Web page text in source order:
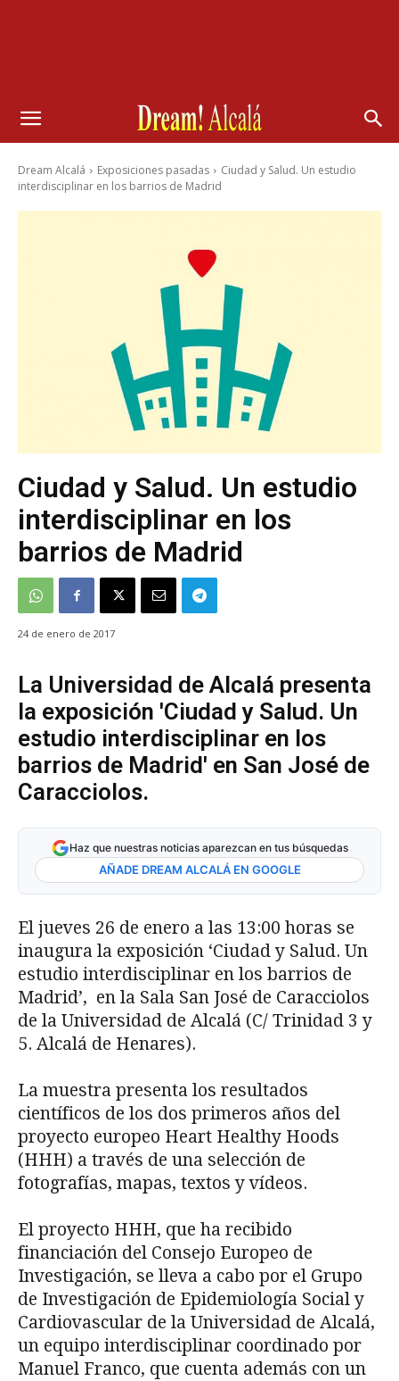
Dream Alcalá Exposiciones pasadas
Ciudad y Salud. Un estudio
interdisciplinar en los barrios de Madrid
Ciudad y Salud. Un estudio
interdisciplinar en los
barrios de Madrid
24 de enero de 2017
La Universidad de Alcalá presenta
la exposición 'Ciudad y Salud. Un
estudio interdisciplinar en los
barrios de Madrid' en San José de
Caracciolos.
Haz que nuestras noticias aparezcan en tus búsquedas
AÑADE DREAM ALCALÁ EN GOOGLE
El jueves 26 de enero a las 13:00 horas se
inaugura la exposición ‘Ciudad y Salud. Un
estudio interdisciplinar en los barrios de
Madrid’, en la Sala San José de Caracciolos
de la Universidad de Alcalá (C/ Trinidad 3 y
5. Alcalá de Henares).
La muestra presenta los resultados
científicos de los dos primeros años del
proyecto europeo Heart Healthy Hoods
(HHH) a través de una selección de
fotografías, mapas, textos y vídeos.
El proyecto HHH, que ha recibido
financiación del Consejo Europeo de
Investigación, se lleva a cabo por el Grupo
de Investigación de Epidemiología Social y
Cardiovascular de la Universidad de Alcalá,
un equipo interdisciplinar coordinado por
Manuel Franco, que cuenta además con un